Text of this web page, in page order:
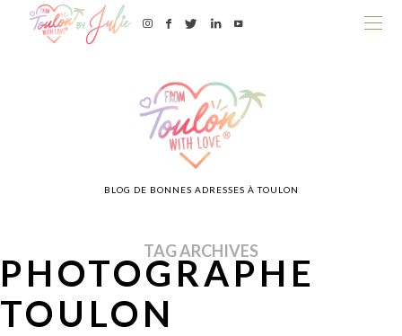
BLOG DE BONNES ADRESSES À TOULON
TAG ARCHIVES
PHOTOGRAPHE
TOULON